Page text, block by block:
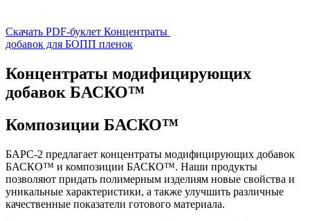
Скачать PDF-буклет Концентраты
добавок для БОПП пленок
Концентраты модифицирующих
добавок БАСКО™
Композиции БАСКО™
БАРС-2 предлагает концентраты модифицирующих добавок
БАСКО™ и композиции БАСКО™. Наши продукты
позволяют придать полимерным изделиям новые свойства и
уникальные характеристики, а также улучшить различные
качественные показатели готового материала.